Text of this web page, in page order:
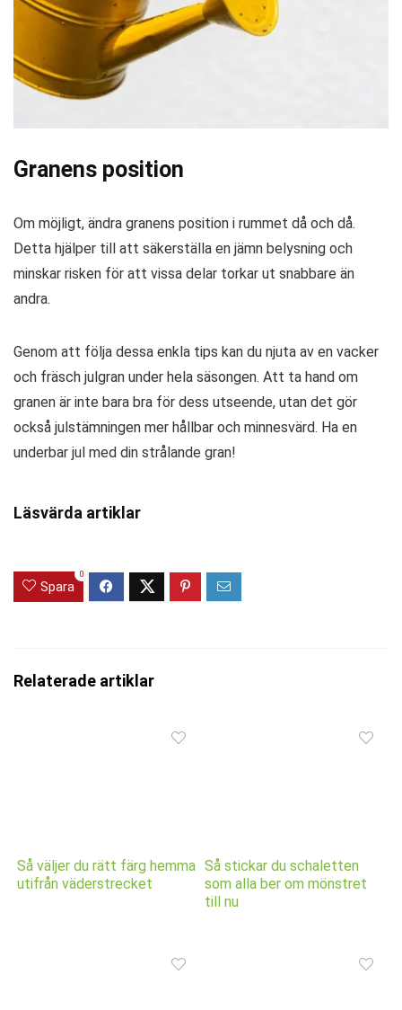
Granens position
Om möjligt, ändra granens position i rummet då och då.
Detta hjälper till att säkerställa en jämn belysning och
minskar risken för att vissa delar torkar ut snabbare än
andra.
Genom att följa dessa enkla tips kan du njuta av en vacker
och fräsch julgran under hela säsongen. Att ta hand om
granen är inte bara bra för dess utseende, utan det gör
också julstämningen mer hållbar och minnesvärd. Ha en
underbar jul med din strålande gran!
Läsvärda artiklar
Spara
0
Relaterade artiklar
Så väljer du rätt färg hemma
utifrån väderstrecket
Så stickar du schaletten
som alla ber om mönstret
till nu